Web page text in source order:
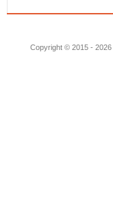
Copyright © 2015 - 2026